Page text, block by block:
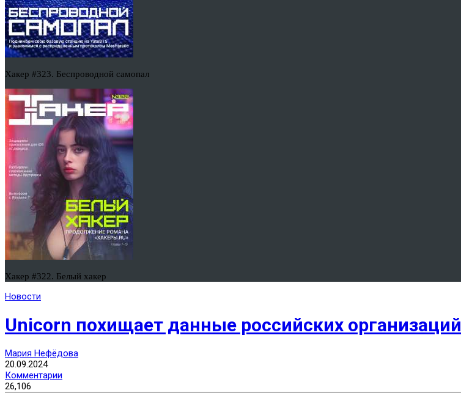
Хакер #323. Беспроводной самопал
Хакер #322. Белый хакер
Новости
Unicorn похищает данные российских организаций
Мария Нефёдова
20.09.2024
Комментарии
26,106